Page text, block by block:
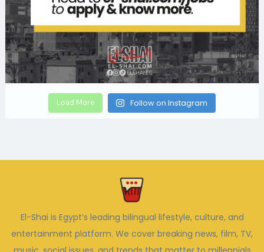
Load More Follow on Instagram
El-Shai is Egypt’s leading bilingual lifestyle, culture, and
entertainment platform. We cover breaking news, film, TV,